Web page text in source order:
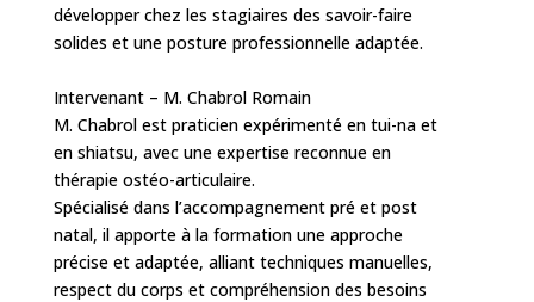
développer chez les stagiaires des savoir-faire
solides et une posture professionnelle adaptée.
Intervenant – M. Chabrol Romain
M. Chabrol est praticien expérimenté en tui-na et
en shiatsu, avec une expertise reconnue en
thérapie ostéo-articulaire.
Spécialisé dans l’accompagnement pré et post
natal, il apporte à la formation une approche
précise et adaptée, alliant techniques manuelles,
respect du corps et compréhension des besoins